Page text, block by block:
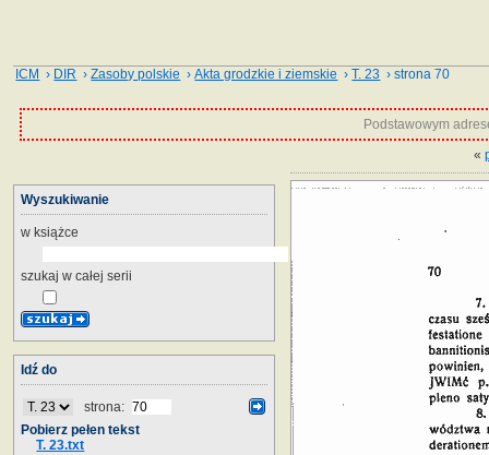
ICM › DIR ›Zasoby polskie ›Akta grodzkie i ziemskie ›T. 23 › strona 70
Podstawowym
«
Wyszukiwanie
w książce
szukaj w całej serii
Idź do
strona:
Pobierz pełen tekst
T. 23.txt